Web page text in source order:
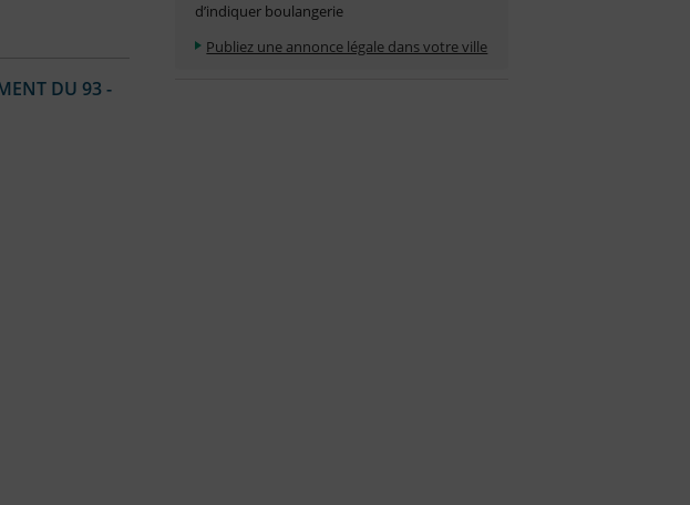
DU 93 -
d’indiquer boulangerie
Publiez une annonce légale dans votre ville